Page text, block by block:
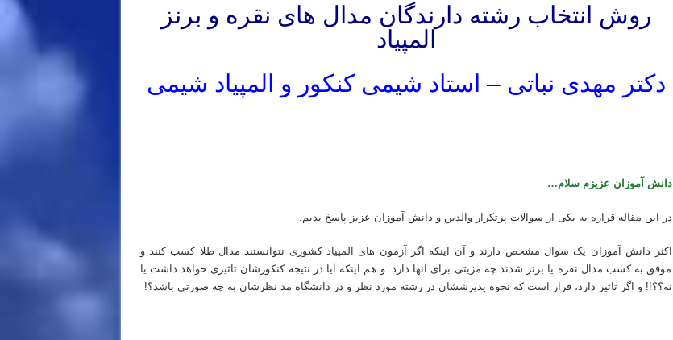
روش انتخاب رشته دارندگان مدال های نقره و برنز
المپیاد
دکتر مهدی نباتی – استاد شیمی کنکور و المپیاد شیمی
دانش آموزان عزیزم سلام…
در این مقاله قراره به یکی از سوالات پرتکرار والدین و دانش آموزان عزیز پاسخ بدیم.
اکثر دانش آموزان یک سوال مشخص دارند و آن اینکه اگر آزمون های المپیاد کشوری نتوانستند مدال طلا کسب کنند و
موفق به کسب مدال نقره یا برنز شدند چه مزیتی برای آنها دارد. و هم اینکه آیا در نتیجه کنکورشان تاثیری خواهد داشت یا
نه؟؟!! و اگر تاثیر دارد، قرار است که نحوه پذیرششان در رشته مورد نظر و در دانشگاه مد نظرشان به چه صورتی باشد؟!